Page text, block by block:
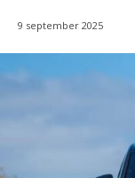
9 september 2025